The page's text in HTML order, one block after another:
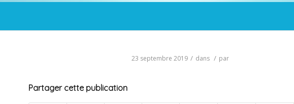
23 septembre 2019 / dans / par
Partager cette publication